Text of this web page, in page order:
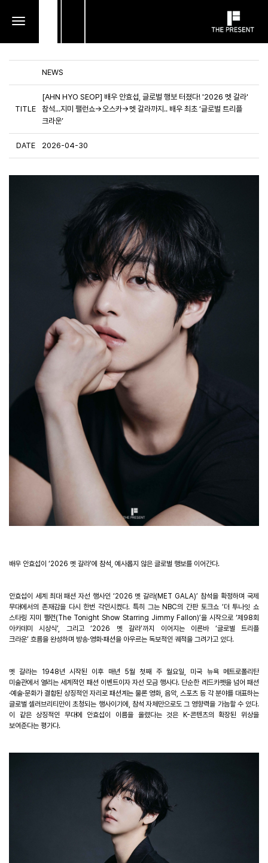
toggle
NEWS
TITLE
[AHN HYO SEOP] 배우 안효섭, 글로벌 행보 터졌다! '2026 멧 갈라'
참석...지미 팰런쇼→오스카→멧 갈라까지.. 배우 최초 ‘글로벌 트리플
크라운’
DATE 2026-04-30
배우 안효섭이 ‘2026 멧 갈라’에 참석 예사롭지 않은 글로벌 행보를 이어간다.
안효섭이 세계 최대 패션 자선 행사인 ‘2026 멧 갈라(MET GALA)’ 참석을 확정하며 국제
무대에서의 존재감을 다시 한번 각인시켰다. 특히 그는NBC의 간판 토크쇼 ‘더 투나잇 쇼
스타링 지미 팰런(The Tonight Show Starring Jimmy Fallon)’을 시작으로‘제 98회
아카데미 시상식’ 그리고‘2026 멧 갈라’까지 이어지는 이른바 ‘글로벌 트리플
크라운’ 흐름을 완성하며 방송·영화·패션을 아우르는 독보적인 궤적을 그려가고 있다.
멧 갈라는 1948년 시작된 이후 매년 5월 첫째 주 월요일
미국 뉴욕 메트로폴리탄
미술관에서 열리는 세계적인 패션 이벤트이자 자선 모금 행사다. 단순한 레드카펫을 넘어 패션
·예술·문화가 결합된 상징적인 자리로 패션계는 물론 영화, 음악, 스포츠 등 각 분야를 대표하는
글로벌 셀러브리티만이 초청되는 행사이기에
참석 자체만으로도 그 영향력을 가늠할 수 있다.
이 같은 상징적인 무대에 안효섭이 이름을 올렸다는 것은 K-콘텐츠의 확장된 위상을
보여준다는 평가다.